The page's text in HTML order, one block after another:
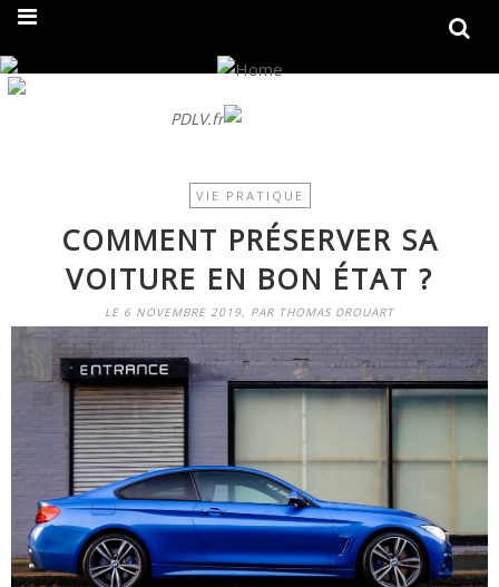
PDLV.fr
VIE PRATIQUE
COMMENT PRÉSERVER SA
VOITURE EN BON ÉTAT ?
LE 6 NOVEMBRE 2019, PAR THOMAS DROUART